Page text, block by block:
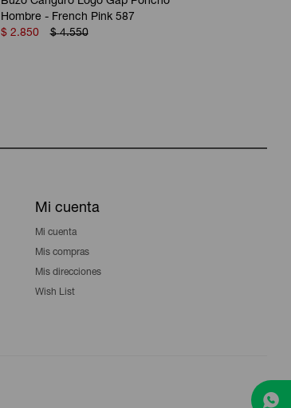
Hombre - French Pink 587
$ 2.850 $ 4.550
Mi cuenta
Mi cuenta
Mis compras
Mis direcciones
Wish List